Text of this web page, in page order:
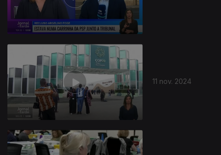
11 nov. 2024